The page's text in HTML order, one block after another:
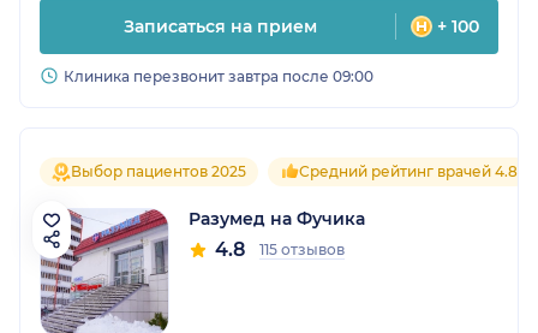
Записаться на прием + 100
Клиника перезвонит завтра после 09:00
Выбор пациентов 2025 Средний рейтинг врачей 4.8
Разумед на Фучика
4.8 115 отзывов